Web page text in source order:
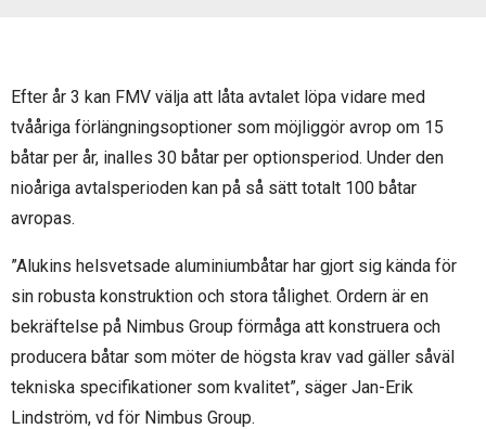
Efter år 3 kan FMV välja att låta avtalet löpa vidare med
tvååriga förlängningsoptioner som möjliggör avrop om 15
båtar per år, inalles 30 båtar per optionsperiod. Under den
nioåriga avtalsperioden kan på så sätt totalt 100 båtar
avropas.
”Alukins helsvetsade aluminiumbåtar har gjort sig kända för
sin robusta konstruktion och stora tålighet. Ordern är en
bekräftelse på Nimbus Group förmåga att konstruera och
producera båtar som möter de högsta krav vad gäller såväl
tekniska specifikationer som kvalitet”, säger Jan-Erik
Lindström, vd för Nimbus Group.